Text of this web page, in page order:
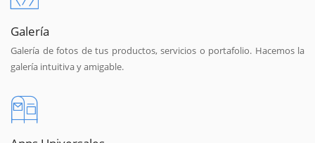
Galería
Galería de fotos de tus productos, servicios o portafolio. Hacemos la
galería intuitiva y amigable.